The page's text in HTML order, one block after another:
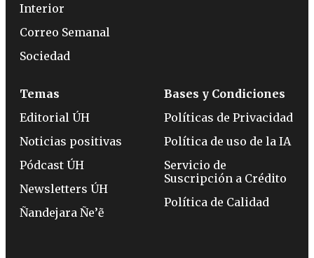
Interior
Correo Semanal
Sociedad
Temas
Editorial ÚH
Noticias positivas
Pódcast ÚH
Newsletters ÚH
Ñandejara Ñe’ẽ
Bases y Condiciones
Políticas de Privacidad
Política de uso de la IA
Servicio de
Suscripción a Crédito
Política de Calidad